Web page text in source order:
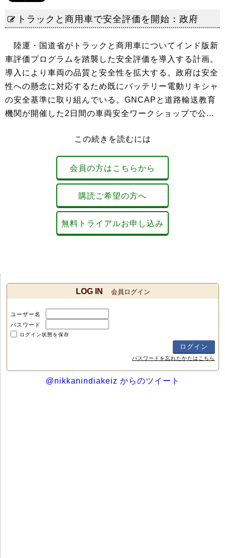
トラックと商用車で安全評価を開始：政府
陸運・国道省がトラックと商用車についてインド版新
車評価プログラムを踏襲した安全評価を導入する計画。
導入により車両の品質と安全性を拡大する。政府は安全
性への懸念に対応するため既にバッテリー電動リキシャ
の安全基準に取り組んでいる。GNCAPと道路輸送教育
機関が開催した2日間の車両安全ワークショップで公...
この続きを読むには
会員の方はこちらから
購読ご希望の方へ
無料トライアルお申し込み
LOG IN 会員ログイン
ユーザー名
パスワード
ログイン状態を保存
パスワードを忘れたかたはこちら
@nikkanindiakeiz からのツイート